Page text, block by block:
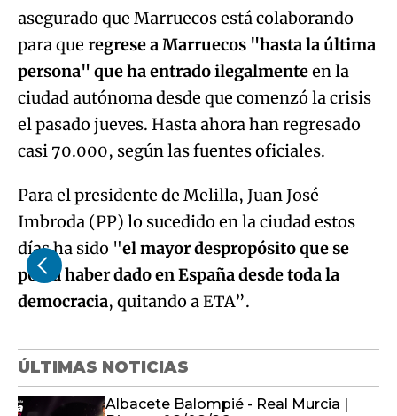
asegurado que Marruecos está colaborando
para que regrese a Marruecos "hasta la última
persona" que ha entrado ilegalmenteen la
ciudad autónoma desde que comenzó la crisis
el pasado jueves. Hasta ahora han regresado
casi 70.000, según las fuentes oficiales.
Para el presidente de Melilla, Juan José
Imbroda (PP) lo sucedido en la ciudad estos
días ha sido "el mayor despropósito que se
podía haber dado en España desde toda la
democracia, quitando a ETA”.
ÚLTIMAS NOTICIAS
Albacete Balompié - Real Murcia |